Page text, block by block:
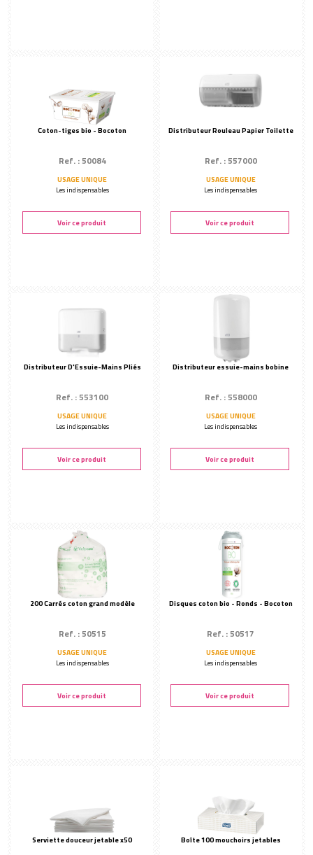
Coton-tiges bio - Bocoton
Ref. : 50084
USAGE UNIQUE
Les indispensables
Voir ce produit
Distributeur Rouleau Papier Toilette
Ref. : 557000
USAGE UNIQUE
Les indispensables
Voir ce produit
Distributeur D'Essuie-Mains Pliés
Ref. : 553100
USAGE UNIQUE
Les indispensables
Voir ce produit
Distributeur essuie-mains bobine
Ref. : 558000
USAGE UNIQUE
Les indispensables
Voir ce produit
200 Carrés coton grand modèle
Ref. : 50515
USAGE UNIQUE
Les indispensables
Voir ce produit
Disques coton bio - Ronds - Bocoton
Ref. : 50517
USAGE UNIQUE
Les indispensables
Voir ce produit
Serviette douceur jetable x50 Boîte 100 mouchoirs jetables